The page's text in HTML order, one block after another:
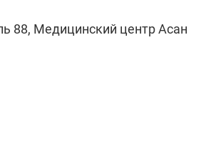
88, Медицинский центр Асан